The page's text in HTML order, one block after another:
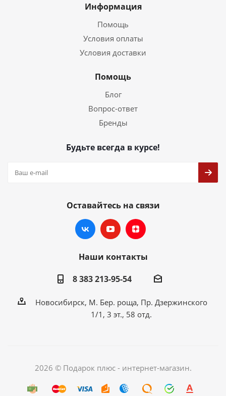
Информация
Помощь
Условия оплаты
Условия доставки
Помощь
Блог
Вопрос-ответ
Бренды
Будьте всегда в курсе!
Оставайтесь на связи
Наши контакты
8 383 213-95-54
Новосибирск, М. Бер. роща, Пр. Дзержинского
1/1, 3 эт., 58 отд.
2026 © Подарок плюс - интернет-магазин.